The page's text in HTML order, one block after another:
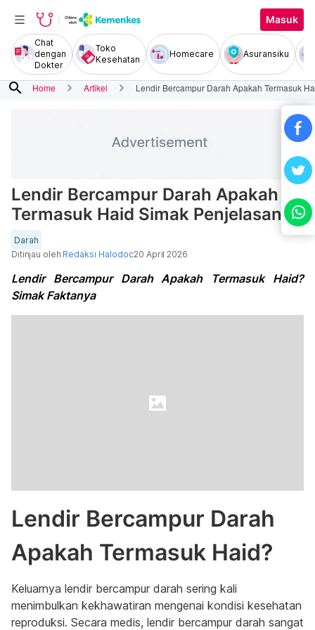
Masuk
Chat
dengan
Dokter
Toko
Kesehatan
Homecare Asuransiku
search Home Artikel Lendir Bercampur Darah Apakah Termasuk
Lendir Bercampur Darah Apakah
Termasuk Haid Simak Penjelasan
Darah
Ditinjau oleh Redaksi Halodoc20 April 2026
Lendir Bercampur Darah Apakah Termasuk Haid?
Simak Faktanya
Lendir Bercampur Darah
Apakah Termasuk Haid?
Keluarnya lendir bercampur darah sering kali
menimbulkan kekhawatiran mengenai kondisi kesehatan
reproduksi. Secara medis, lendir bercampur darah sangat